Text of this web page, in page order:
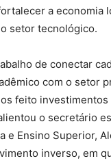
a economia
setor tecnológico.
de conectar
com o setor
feito investimentos
o secretário
e Ensino Superior,
inverso, em